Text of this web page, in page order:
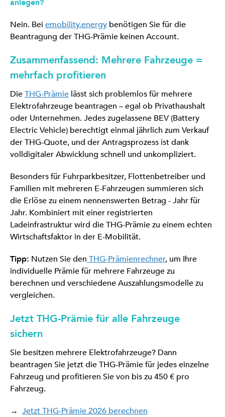
anlegen?
Nein. Bei emobility.energy benötigen Sie für die
Beantragung der THG-Prämie keinen Account.
Zusammenfassend: Mehrere Fahrzeuge =
mehrfach profitieren
DieTHG-Prämie lässt sich problemlos für mehrere
Elektrofahrzeuge beantragen – egal ob Privathaushalt
oder Unternehmen. Jedes zugelassene BEV (Battery
Electric Vehicle) berechtigt einmal jährlich zum Verkauf
der THG-Quote, und der Antragsprozess ist dank
volldigitaler Abwicklung schnell und unkompliziert.
Besonders für Fuhrparkbesitzer, Flottenbetreiber und
Familien mit mehreren E-Fahrzeugen summieren sich
die Erlöse zu einem nennenswerten Betrag - Jahr für
Jahr. Kombiniert mit einer registrierten
Ladeinfrastruktur wird die THG-Prämie zu einem echten
Wirtschaftsfaktor in der E-Mobilität.
Tipp: Nutzen Sie den THG-Prämienrechner, um Ihre
individuelle Prämie für mehrere Fahrzeuge zu
berechnen und verschiedene Auszahlungsmodelle zu
vergleichen.
Jetzt THG-Prämie für alle Fahrzeuge
sichern
Sie besitzen mehrere Elektrofahrzeuge? Dann
beantragen Sie jetzt die THG-Prämie für jedes einzelne
Fahrzeug und profitieren Sie von bis zu 450 € pro
Fahrzeug.
→ Jetzt THG-Prämie 2026 berechnen